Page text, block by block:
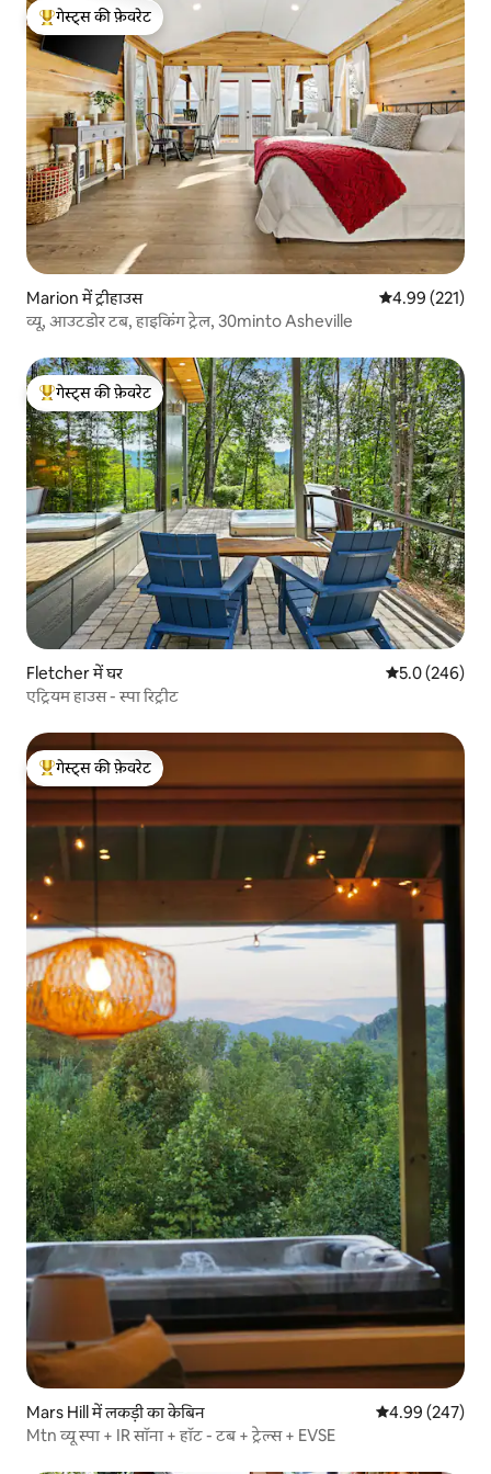
गेस्ट्स का टॉप फ़ेवरेट
गेस्ट्स की फ़ेवरेट
Marion में ट्रीहाउस औसत रेटिंग 5 में से
4.99 (221)
व्यू, आउटडोर टब, हाइकिंग ट्रेल, 30minto Asheville
गेस्ट्स का टॉप फ़ेवरेट
गेस्ट्स की फ़ेवरेट
Fletcher में घर औसत रेटिंग 5 में
5.0 (246)
एट्रियम हाउस - स्पा रिट्रीट
गेस्ट्स का टॉप फ़ेवरेट
गेस्ट्स की फ़ेवरेट
Mars Hill में लकड़ी का केबिन औसत रेटिंग 5 में से
4.99 (247)
Mtn व्यू स्पा + IR सॉना + हॉट - टब + ट्रेल्स + EVSE